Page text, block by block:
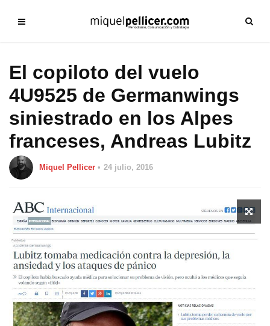
El copiloto del vuelo
4U9525 de Germanwings
siniestrado en los Alpes
franceses, Andreas Lubitz
Miquel Pellicer 24 julio, 2016